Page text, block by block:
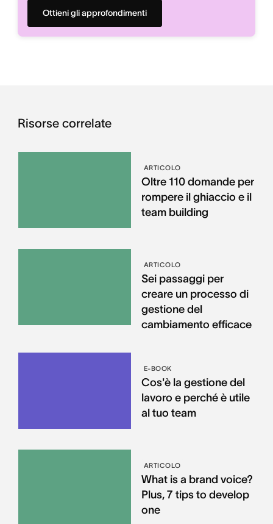
Ottieni gli approfondimenti
Risorse correlate
ARTICOLO
Oltre 110 domande per
rompere il ghiaccio e il
team building
ARTICOLO
Sei passaggi per
creare un processo di
gestione del
cambiamento efficace
E-BOOK
Cos'è la gestione del
lavoro e perché è utile
al tuo team
ARTICOLO
What is a brand voice?
Plus, 7 tips to develop
one